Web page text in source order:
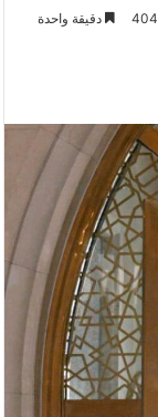
404 دقيقة واحدة